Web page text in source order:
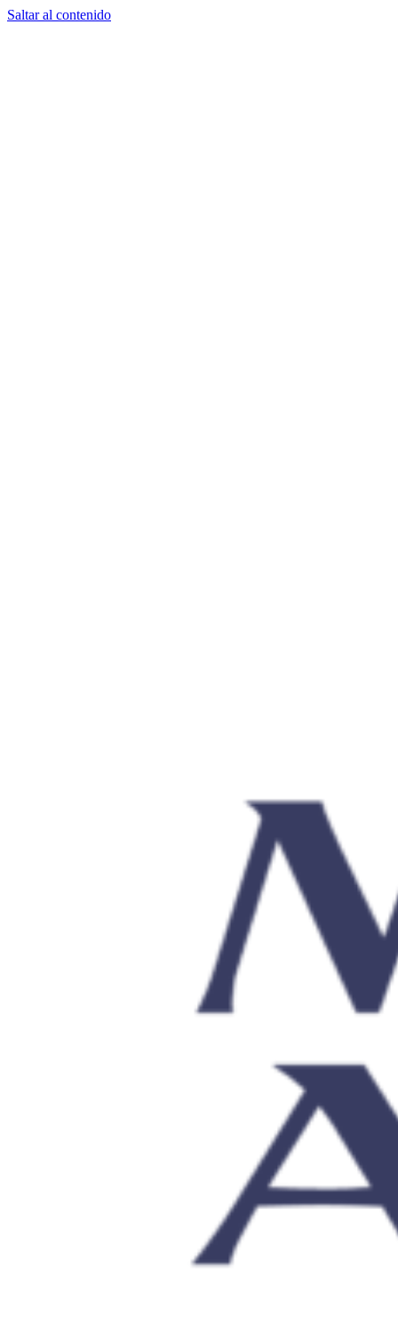
Saltar al contenido